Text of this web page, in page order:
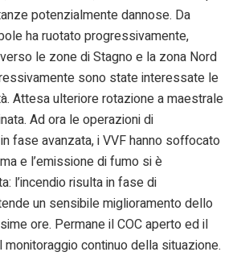
potenzialmente dannose. Da
ha ruotato progressivamente,
le zone di Stagno e la zona Nord
sono state interessate le
Attesa ulteriore rotazione a maestrale
Ad ora le operazioni di
fase avanzata, i VVF hanno soffocato
e l’emissione di fumo si è
l’incendio risulta in fase di
un sensibile miglioramento dello
ore. Permane il COC aperto ed il
continuo della situazione.